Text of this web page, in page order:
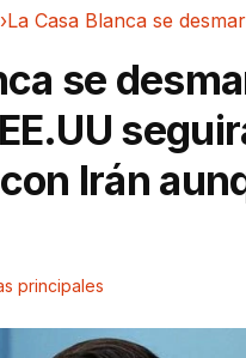
›
se
Irán
principales